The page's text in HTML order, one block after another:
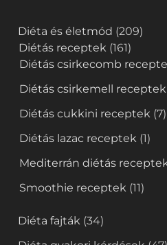
Diéta és életmód (209)
Diétás receptek (161)
Diétás csirkecomb
Diétás csirkemell receptek
Diétás cukkini receptek (7)
Diétás lazac receptek (1)
Mediterrán diétás
Smoothie receptek (11)
Diéta fajták (34)